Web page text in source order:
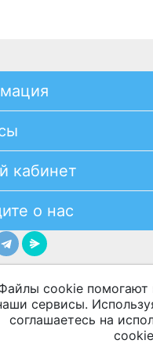
кабинет
о нас
cookie помогают
сервисы.
соглашаетесь на